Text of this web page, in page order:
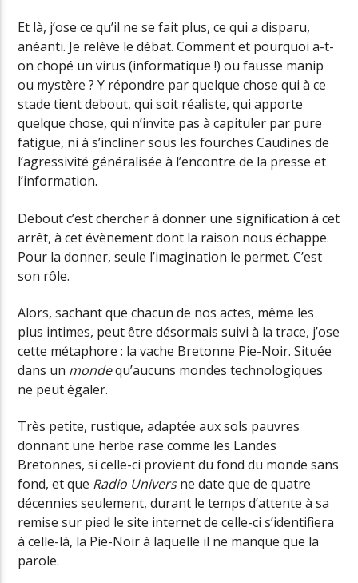
Et là, j’ose ce qu’il ne se fait plus, ce qui a disparu,
anéanti. Je relève le débat. Comment et pourquoi a-t-
on chopé un virus (informatique !) ou fausse manip
ou mystère ? Y répondre par quelque chose qui à ce
stade tient debout, qui soit réaliste, qui apporte
quelque chose, qui n’invite pas à capituler par pure
fatigue, ni à s’incliner sous les fourches Caudines de
l’agressivité généralisée à l’encontre de la presse et
l’information.
Debout c’est chercher à donner une signification à cet
arrêt, à cet évènement dont la raison nous échappe.
Pour la donner, seule l’imagination le permet. C’est
son rôle.
Alors, sachant que chacun de nos actes, même les
plus intimes, peut être désormais suivi à la trace, j’ose
cette métaphore : la vache Bretonne Pie-Noir. Située
dans un mondequ’aucuns mondes technologiques
ne peut égaler.
Très petite, rustique, adaptée aux sols pauvres
donnant une herbe rase comme les Landes
Bretonnes, si celle-ci provient du fond du monde sans
fond, et que Radio Universne date que de quatre
décennies seulement, durant le temps d’attente à sa
remise sur pied le site internet de celle-ci s’identifiera
à celle-là, la Pie-Noir à laquelle il ne manque que la
parole.